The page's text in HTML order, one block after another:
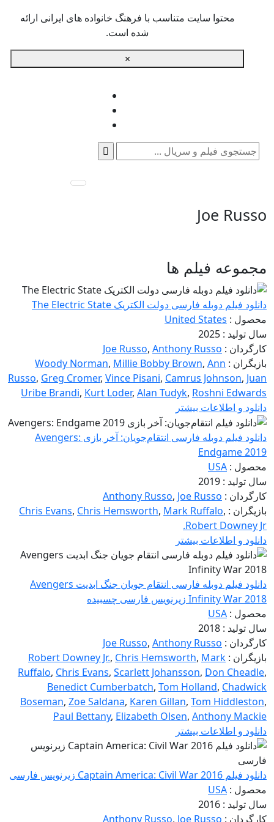
محتوا سایت متناسب با فرهنگ خانواده های ایرانی ارائه
شده است.
×
جستجو
برای:
Joe Russo
مجموعه فیلم ها
دانلود فیلم دوبله فارسی دولت الکتریک The Electric State
محصول : United States
سال تولید : 2025
کارگردان :
Joe Russo, Anthony Russo
بازیگران :
Woody Norman, Millie Bobby Brown, Ann
Russo, Greg Cromer, Vince Pisani, Camrus Johnson, Juan
Uribe Brandi, Kurt Loder, Alan Tudyk, Roshni Edwards
دانلود و اطلاعات بیشتر
دانلود فیلم دوبله فارسی انتقام‌جویان: آخر بازی Avengers:
Endgame 2019
محصول : USA
سال تولید : 2019
کارگردان :
Anthony Russo, Joe Russo
بازیگران :
Chris Evans, Chris Hemsworth, Mark Ruffalo,
Robert Downey Jr.
دانلود و اطلاعات بیشتر
دانلود فیلم دوبله فارسی انتقام جویان جنگ ابدیت Avengers
Infinity War 2018 زیرنویس فارسی چسبیده
محصول : USA
سال تولید : 2018
کارگردان :
Joe Russo, Anthony Russo
بازیگران :
Robert Downey Jr., Chris Hemsworth, Mark
Ruffalo, Chris Evans, Scarlett Johansson, Don Cheadle,
Benedict Cumberbatch, Tom Holland, Chadwick
Boseman, Zoe Saldana, Karen Gillan, Tom Hiddleston,
Paul Bettany, Elizabeth Olsen, Anthony Mackie
دانلود و اطلاعات بیشتر
دانلود فیلم Captain America: Civil War 2016 زیرنویس فارسی
محصول : USA
سال تولید : 2016
کارگردان :
Anthony Russo, Joe Russo